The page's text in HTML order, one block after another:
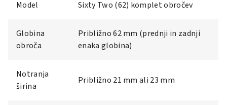
Model Sixty Two (62) komplet obročev
Globina
obroča
Približno 62 mm (prednji in zadnji
enaka globina)
Notranja
širina
Približno 21 mm ali 23 mm